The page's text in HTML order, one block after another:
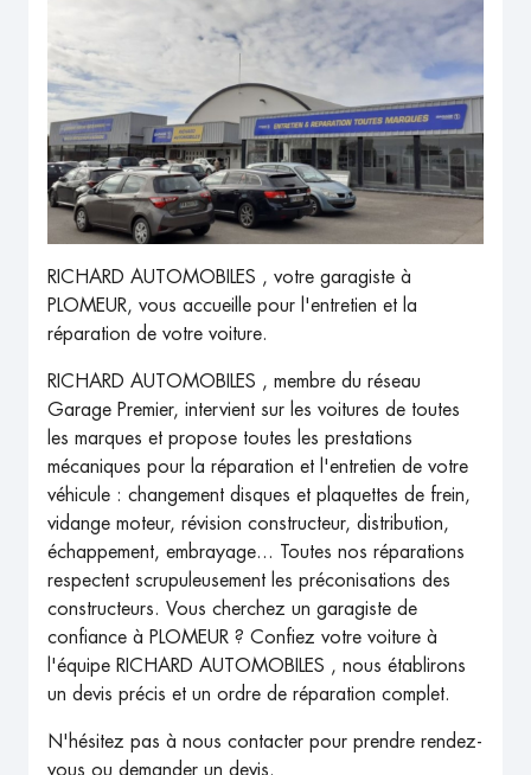
RICHARD AUTOMOBILES , votre garagiste à
PLOMEUR, vous accueille pour l'entretien et la
réparation de votre voiture.
RICHARD AUTOMOBILES , membre du réseau
Garage Premier, intervient sur les voitures de toutes
les marques et propose toutes les prestations
mécaniques pour la réparation et l'entretien de votre
véhicule : changement disques et plaquettes de frein,
vidange moteur, révision constructeur, distribution,
échappement, embrayage... Toutes nos réparations
respectent scrupuleusement les préconisations des
constructeurs. Vous cherchez un garagiste de
confiance à PLOMEUR ? Confiez votre voiture à
l'équipe RICHARD AUTOMOBILES , nous établirons
un devis précis et un ordre de réparation complet.
N'hésitez pas à nous contacter pour prendre rendez-
vous ou demander un devis.